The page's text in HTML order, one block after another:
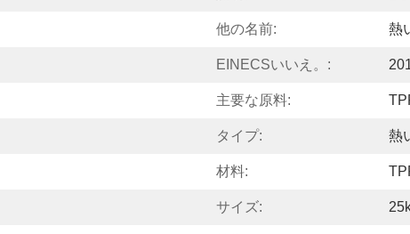
他の名前: 熱
EINECSいいえ。:
主要な原料:
タイプ: 熱
材料:
サイズ: